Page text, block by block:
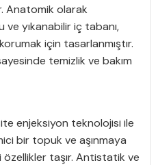
Anatomik olarak
yıkanabilir iç tabanı,
korumak için tasarlanmıştır.
temizlik ve bakım
enjeksiyon teknolojisi ile
bir topuk ve aşınmaya
özellikler taşır. Antistatik ve